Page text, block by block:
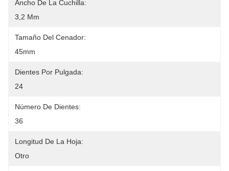
Ancho De La Cuchilla:
3,2 Mm
Tamaño Del Cenador:
45mm
Dientes Por Pulgada:
24
Número De Dientes:
36
Longitud De La Hoja:
Otro